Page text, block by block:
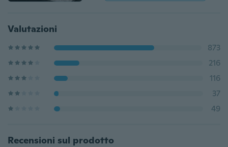
Valutazioni
873
216
116
37
49
Recensioni sul prodotto